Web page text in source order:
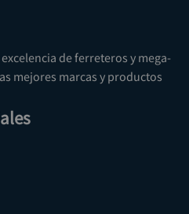
de ferreteros y mega-
mejores marcas y productos